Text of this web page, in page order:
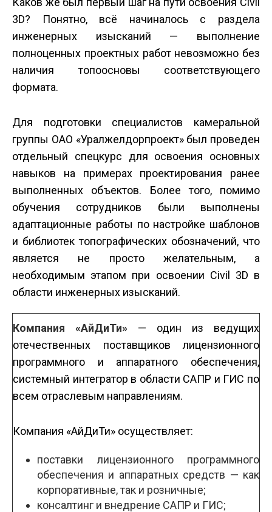
3D? Понятно, всё начиналось с раздела
инженерных изысканий — выполнение
полноценных проектных работ невозможно без
наличия топоосновы соответствующего
формата.
Для подготовки специалистов камеральной
группы ОАО «Уралжелдорпроект» был проведен
отдельный спецкурс для освоения основных
навыков на примерах проектирования ранее
выполненных объектов. Более того, помимо
обучения сотрудников были выполнены
адаптационные работы по настройке шаблонов
и библиотек топографических обозначений, что
является не просто желательным, а
необходимым этапом при освоении Civil 3D в
области инженерных изысканий.
Компания «АйДиТи» — один из ведущих
отечественных поставщиков лицензионного
программного и аппаратного обес­печения,
системный интегратор в области САПР и ГИС по
всем отраслевым направлениям.
Компания «АйДиТи» осуществляет:
поставки лицензионного программного
обеспечения и аппаратных средств — как
корпоративные, так и розничные;
консалтинг и внедрение САПР и ГИС;